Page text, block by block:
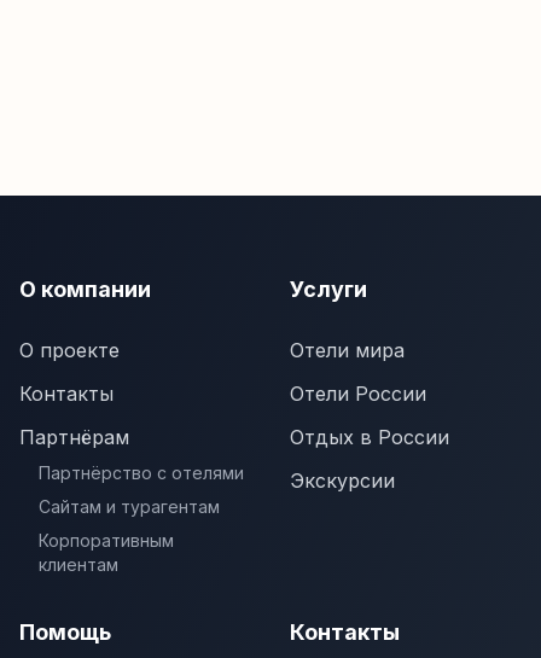
О компании
О проекте
Контакты
Партнёрам
Партнёрство с отелями
Сайтам и турагентам
Корпоративным
клиентам
Услуги
Отели мира
Отели России
Отдых в России
Экскурсии
Помощь Контакты